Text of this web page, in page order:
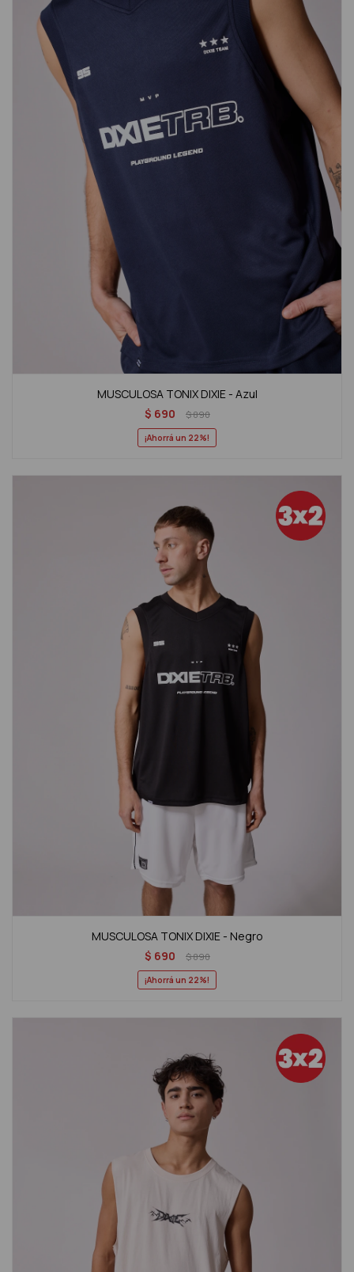
MUSCULOSA TONIX DIXIE - Azul
$ 690 $890
22
MUSCULOSA TONIX DIXIE - Negro
$ 690 $890
22